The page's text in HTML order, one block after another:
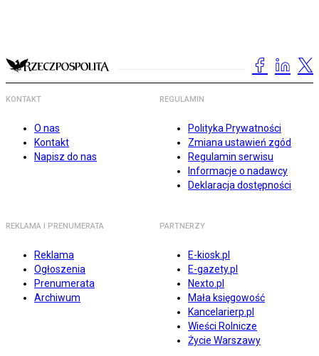
KONTAKT
O nas
Kontakt
Napisz do nas
REGULAMIN
Polityka Prywatności
Zmiana ustawień zgód
Regulamin serwisu
Informacje o nadawcy
Deklaracja dostępności
REKLAMA I PRENUMERATA
Reklama
Ogłoszenia
Prenumerata
Archiwum
PARTNERZY
E-kiosk.pl
E-gazety.pl
Nexto.pl
Mała księgowość
Kancelarierp.pl
Wieści Rolnicze
Życie Warszawy